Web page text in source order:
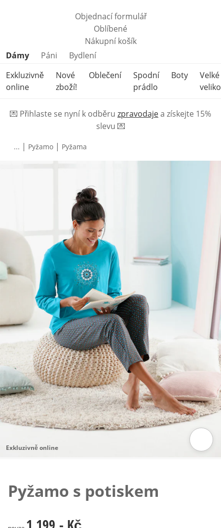
Objednací formulář
Oblíbené
Nákupní košík
Přeskočit kategorie produktů
Dámy Páni
Bydlení
Exkluzivně
online
Nové
zboží!
Oblečení
Spodní
prádlo
Boty
Velké
💌 Přihlaste se nyní k odběru zpravodajea získejte 15%
slevu 💌
... | Pyžamo | Pyžama
Exkluzivně online
Pyžamo s potiskem
1 199,- Kč